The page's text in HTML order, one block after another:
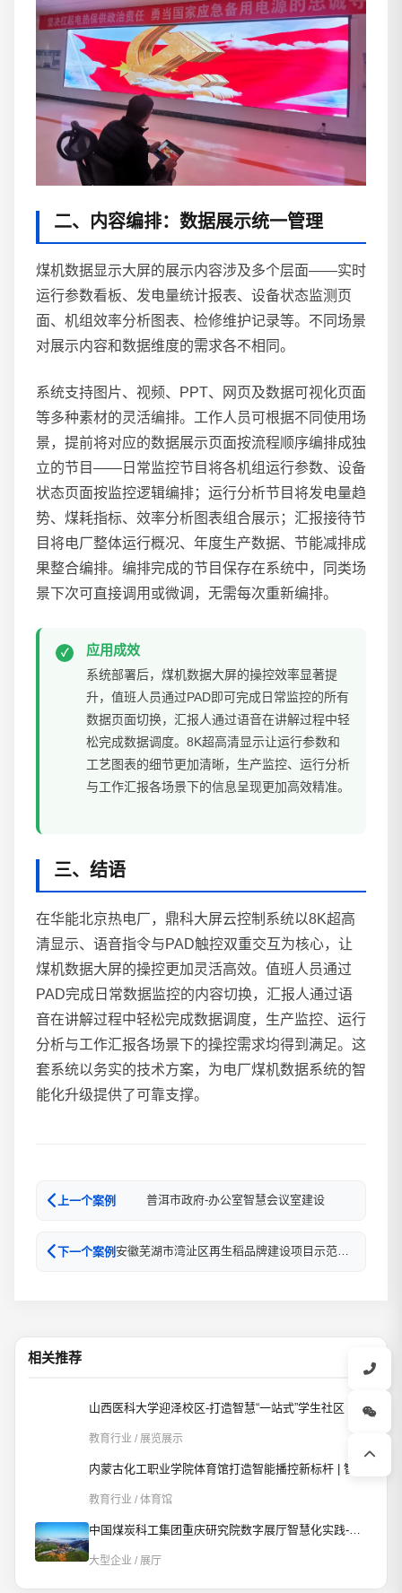
二、内容编排：数据展示统一管理
煤机数据显示大屏的展示内容涉及多个层面——实时
运行参数看板、发电量统计报表、设备状态监测页
面、机组效率分析图表、检修维护记录等。不同场景
对展示内容和数据维度的需求各不相同。
系统支持图片、视频、PPT、网页及数据可视化页面
等多种素材的灵活编排。工作人员可根据不同使用场
景，提前将对应的数据展示页面按流程顺序编排成独
立的节目——日常监控节目将各机组运行参数、设备
状态页面按监控逻辑编排；运行分析节目将发电量趋
势、煤耗指标、效率分析图表组合展示；汇报接待节
目将电厂整体运行概况、年度生产数据、节能减排成
果整合编排。编排完成的节目保存在系统中，同类场
景下次可直接调用或微调，无需每次重新编排。
应用成效
系统部署后，煤机数据大屏的操控效率显著提
升，值班人员通过PAD即可完成日常监控的所有
数据页面切换，汇报人通过语音在讲解过程中轻
松完成数据调度。8K超高清显示让运行参数和
工艺图表的细节更加清晰，生产监控、运行分析
与工作汇报各场景下的信息呈现更加高效精准。
三、结语
在华能北京热电厂，鼎科大屏云控制系统以8K超高
清显示、语音指令与PAD触控双重交互为核心，让
煤机数据大屏的操控更加灵活高效。值班人员通过
PAD完成日常数据监控的内容切换，汇报人通过语
音在讲解过程中轻松完成数据调度，生产监控、运行
分析与工作汇报各场景下的操控需求均得到满足。这
套系统以务实的技术方案，为电厂煤机数据系统的智
能化升级提供了可靠支撑。
上一个案例 普洱市政府-办公室智慧会议室建设
安徽芜湖市湾沚区再生稻品牌建设项目示范基地-展厅农业品牌展示智慧升级
下一个案例
相关推荐
山西医科大学迎泽校区-打造智慧“一站式”学生社区
教育行业 / 展览展示
教育行业 / 体育馆
大型企业 / 展厅